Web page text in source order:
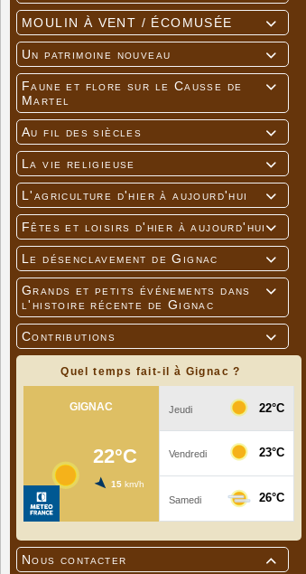

MOULIN À VENT / ÉCOMUSÉE

Un patrimoine nouveau

Faune et flore sur le Causse de
Martel

Au fil des siècles

La vie religieuse

L'agriculture d'hier à aujourd'hui

Fêtes et loisirs d'hier à aujourd'hui

Le désenclavement de Gignac

Grands et petits événements dans
l'histoire récente de Gignac

Contributions
Quel temps fait-il à Gignac ?

Nous contacter